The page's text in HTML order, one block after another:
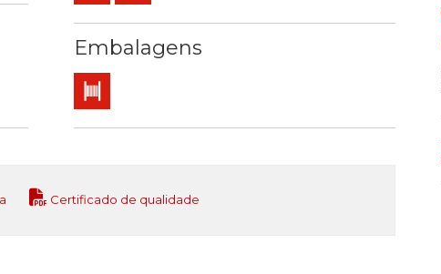
explosão
túneis…)público
exterior
Embalagens
Bobina
Certificado de qualidade